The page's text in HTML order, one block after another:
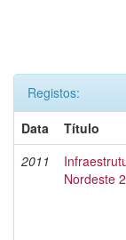
Registos:
Data
Título
2011
Nordeste